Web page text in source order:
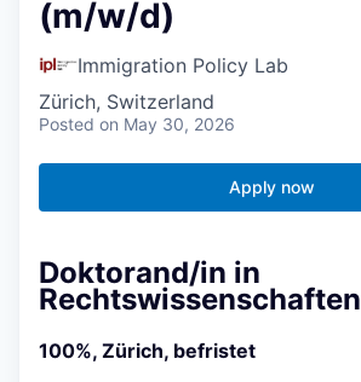
(m/w/d)
Immigration Policy Lab
Zürich, Switzerland
Posted on May 30, 2026
Apply now
Doktorand/in in
Rechtswissenschaften
100%, Zürich, befristet